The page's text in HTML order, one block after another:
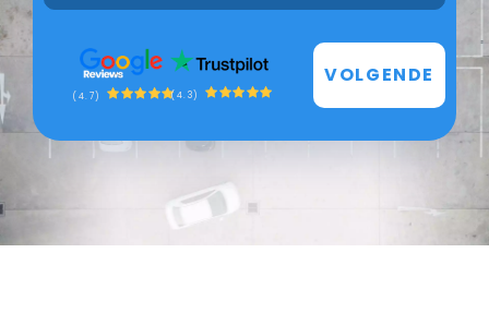
(4.7) (4.3)
VOLGENDE